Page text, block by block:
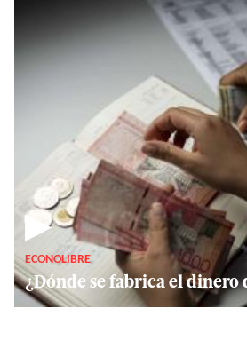
▶
ECONOLIBRE
¿Dónde se fabrica el dinero